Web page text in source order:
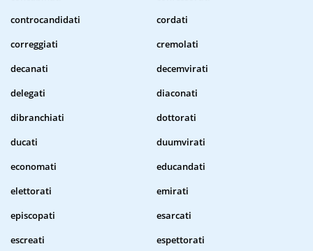
controcandidati
cordati
correggiati
cremolati
decanati
decemvirati
delegati
diaconati
dibranchiati
dottorati
ducati
duumvirati
economati
educandati
elettorati
emirati
episcopati
esarcati
escreati
espettorati